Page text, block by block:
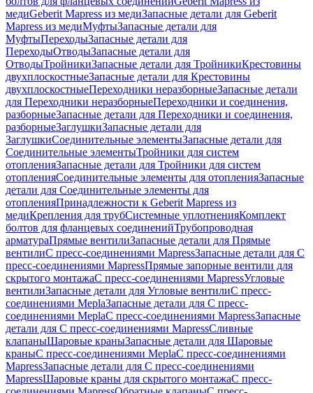
медиGeberit Mapress из медиЗапасные детали для Geberit
Mapress из медиМуфтыЗапасные детали для
МуфтыПереходыЗапасные детали для
ПереходыОтводыЗапасные детали для
ОтводыТройникиЗапасные детали для ТройникиКрестовины
двухплоскостныеЗапасные детали для Крестовины
двухплоскостныеПереходники неразборныеЗапасные детали
для Переходники неразборныеПереходники и соединения,
разборныеЗапасные детали для Переходники и соединения,
разборныеЗаглушкиЗапасные детали для
ЗаглушкиСоединительные элементыЗапасные детали для
Соединительные элементыТройники для систем
отопленияЗапасные детали для Тройники для систем
отопленияСоединительные элементы для отопленияЗапасные
детали для Соединительные элементы для
отопленияПринадлежности к Geberit Mapress из
медиКрепления для трубСистемные уплотненияКомплект
болтов для фланцевых соединенийТрубопроводная
арматураПрямые вентилиЗапасные детали для Прямые
вентилиС пресс-соединениями MapressЗапасные детали для С
пресс-соединениями MapressПрямые запорные вентили для
скрытого монтажаС пресс-соединениями MapressУгловые
вентилиЗапасные детали для Угловые вентилиС пресс-
соединениями MeplaЗапасные детали для С пресс-
соединениями MeplaС пресс-соединениями MapressЗапасные
детали для С пресс-соединениями MapressСливные
клапаныШаровые краныЗапасные детали для Шаровые
краныС пресс-соединениями MeplaС пресс-соединениями
MapressЗапасные детали для С пресс-соединениями
MapressШаровые краны для скрытого монтажаС пресс-